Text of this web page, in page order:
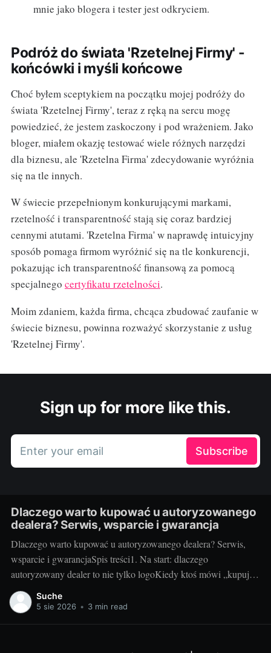
mnie jako blogera i tester jest odkryciem.
Podróż do świata 'Rzetelnej Firmy' -
końcówki i myśli końcowe
Choć byłem sceptykiem na początku mojej podróży do
świata 'Rzetelnej Firmy', teraz z ręką na sercu mogę
powiedzieć, że jestem zaskoczony i pod wrażeniem. Jako
bloger, miałem okazję testować wiele różnych narzędzi
dla biznesu, ale 'Rzetelna Firma' zdecydowanie wyróżnia
się na tle innych.
W świecie przepełnionym konkurującymi markami,
rzetelność i transparentność stają się coraz bardziej
cennymi atutami. 'Rzetelna Firma' w naprawdę intuicyjny
sposób pomaga firmom wyróżnić się na tle konkurencji,
pokazując ich transparentność finansową za pomocą
specjalnego certyfikatu rzetelności.
Moim zdaniem, każda firma, chcąca zbudować zaufanie w
świecie biznesu, powinna rozważyć skorzystanie z usług
'Rzetelnej Firmy'.
Sign up for more like this.
Enter your email Subscribe
Dlaczego warto kupować u autoryzowanego
dealera? Serwis, wsparcie i gwarancja
Dlaczego warto kupować u autoryzowanego dealera? Serwis,
wsparcie i gwarancjaSpis treści1. Na start: dlaczego
autoryzowany dealer to nie tylko logoKiedy ktoś mówi „kupuj u
autoryzowanego dealera”, to nie jest snobizm, tylko praktyka. W
świecie audio‑wideo, gdzie liczą się kalibracje, kompatybilność i
Suche
5 sie 2026 • 3 min read